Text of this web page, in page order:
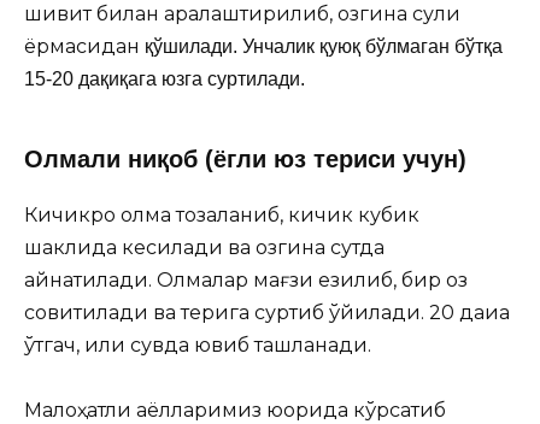
шивит билан аралаштирилиб, озгина сули
ёрмасидан қўшилади. Унчалик қуюқ бўлмаган бўтқа
15-20 дақиқага юзга суртилади.
Олмали ниқоб (ёгли юз териси учун)
Кичикроқ олма тозаланиб, кичик кубик
шаклида кесилади ва озгина сутда
қайнатилади. Олмалар мағзи езилиб, бир оз
совитилади ва терига суртиб қўйилади. 20 дақиқа
ўтгач, илиқ сувда ювиб ташланади.
Малоҳатли аёлларимиз юқорида кўрсатиб